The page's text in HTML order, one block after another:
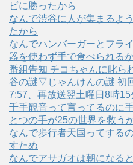
ビに勝ったから
なんで渋谷に人が集まるよ
たから
なんでハンバーガーとフラ
器を使わず手で食べられる
番組告知 チコちゃんに叱
谷の謎▽じゃんけんの謎 初
7:57、再放送翌土曜日8時15
千手観音って言ってるのに
とつの手が25の世界を救う
なんで歩行者天国ってする
すため
なんでアサガオは朝になる